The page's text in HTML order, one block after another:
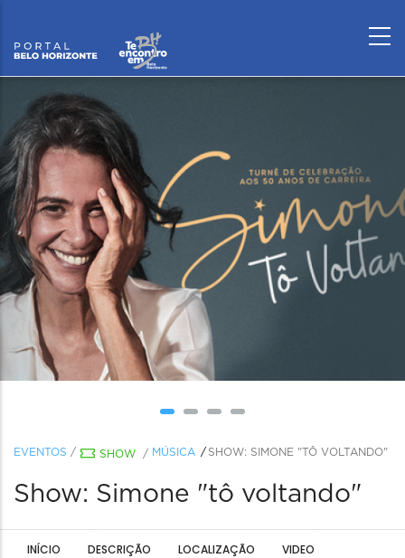
EVENTOS / SHOW / MÚSICA SHOW: SIMONE "TÔ VOLTANDO"
Show: Simone "tô voltando"
INÍCIO DESCRIÇÃO LOCALIZAÇÃO VIDEO